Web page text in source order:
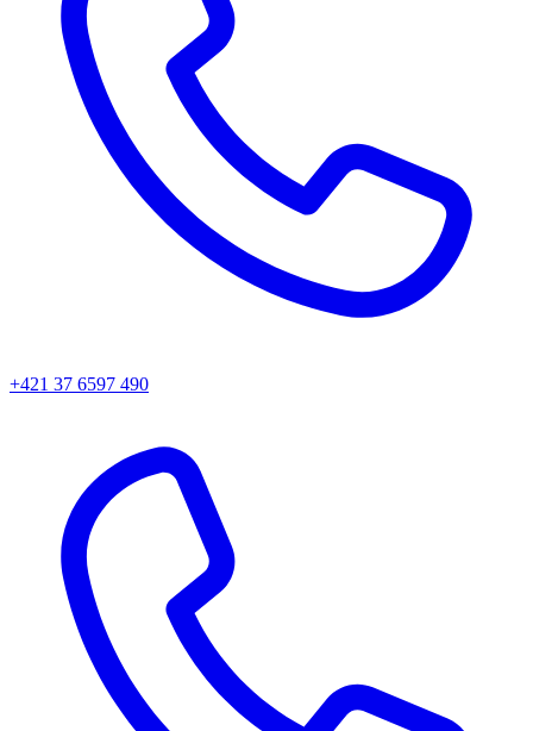
+421 37 6597 490